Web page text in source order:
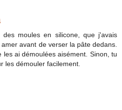
moules en silicone, que j'avais
avant de verser la pâte dedans.
les ai démoulées aisément. Sinon, tu
les démouler facilement.